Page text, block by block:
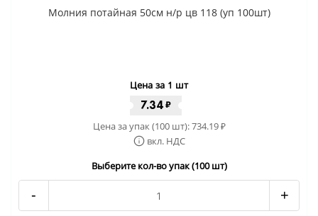
Молния потайная 50см н/р цв 118 (уп 100шт)
Цена за 1 шт
7.34 ₽
Цена за упак (100 шт):734.19₽
вкл. НДС
Выберите кол-во упак (100 шт)
- +